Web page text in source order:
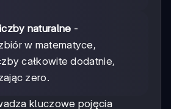
naturalne -
w matematyce,
całkowite dodatnie,
zero.
kluczowe pojęcia